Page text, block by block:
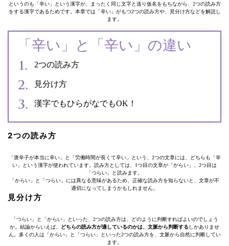
というのも「辛い」という漢字が、まったく同じ文字と送り仮名をもちながら、2つの読み方
をする漢字であるためです。本章では「辛い」がもつ2つの読み方や、見分け方などを解説し
ます。
「辛い」と「辛い」の違い
2つの読み方
見分け方
漢字でもひらがなでもOK！
2つの読み方
「唐辛子が本当に辛い」と「労働時間が長くて辛い」という、2つの文章には、どちらも「辛
い」という漢字が使われています。読み方としては、1つ目の文章が「からい」、2つ目は
「つらい」と読みます。
「からい」と「つらい」には異なる意味があるため、正確な読み方を知らないと、文章が不
適切になってしまうかもしれません。
見分け方
「つらい」と「からい」といった、2つの読み方は、どのように判断すればよいのでしょう
か。結論からいえば、 どちらの読み方が適しているのかは、文脈から判断する しかありませ
ん。多くの人は「からい」と「つらい」といった2つの読み方を、文脈から自然に判断してい
ます。